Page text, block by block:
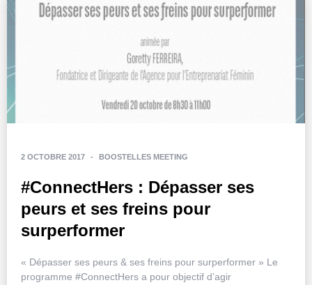
2 OCTOBRE 2017 - BOOSTELLES MEETING
#ConnectHers : Dépasser ses
peurs et ses freins pour
surperformer
« Dépasser ses peurs & ses freins pour surperformer » Le
programme #ConnectHers a pour objectif d’agir